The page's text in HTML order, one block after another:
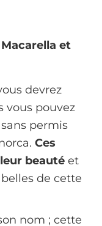
et
devrez
vous pouvez
permis
Ces
beauté et
de cette
nom ; cette